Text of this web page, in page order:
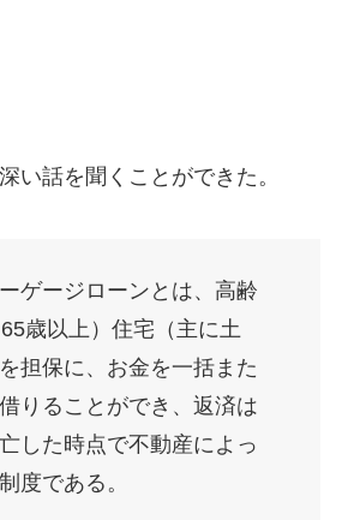
い話を聞くことができた。
ゲージローンとは、高齢
歳以上）住宅（主に土
担保に、お金を一括また
りることができ、返済は
した時点で不動産によっ
度である。